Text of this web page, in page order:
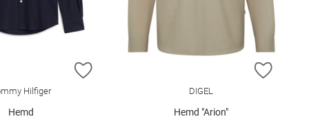
HINZUFÜGEN
Hilfiger
Hemd
ZUR
DIGEL
Hemd "Arion"